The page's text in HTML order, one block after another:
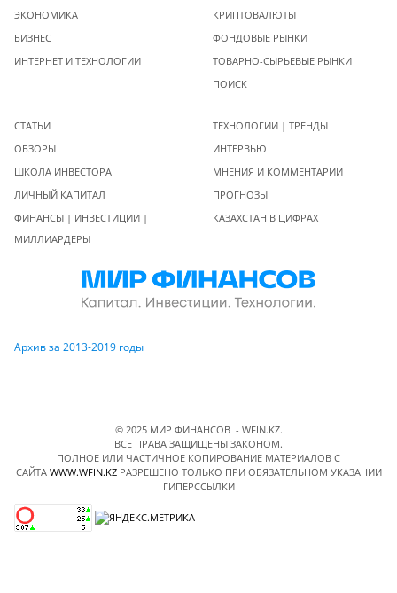
ЭКОНОМИКА
БИЗНЕС
ИНТЕРНЕТ И ТЕХНОЛОГИИ
КРИПТОВАЛЮТЫ
ФОНДОВЫЕ РЫНКИ
ТОВАРНО-СЫРЬЕВЫЕ РЫНКИ
ПОИСК
СТАТЬИ
ОБЗОРЫ
ШКОЛА ИНВЕСТОРА
ЛИЧНЫЙ КАПИТАЛ
ФИНАНСЫ | ИНВЕСТИЦИИ |
МИЛЛИАРДЕРЫ
ТЕХНОЛОГИИ | ТРЕНДЫ
ИНТЕРВЬЮ
МНЕНИЯ И КОММЕНТАРИИ
ПРОГНОЗЫ
КАЗАХСТАН В ЦИФРАХ
Архив за 2013-2019 годы
© 2025 МИР ФИНАНСОВ - WFIN.KZ.
ВСЕ ПРАВА ЗАЩИЩЕНЫ ЗАКОНОМ.
ПОЛНОЕ ИЛИ ЧАСТИЧНОЕ КОПИРОВАНИЕ МАТЕРИАЛОВ C
САЙТА WWW.WFIN.KZРАЗРЕШЕНО ТОЛЬКО ПРИ ОБЯЗАТЕЛЬНОМ УКАЗАНИИ
ГИПЕРССЫЛКИ